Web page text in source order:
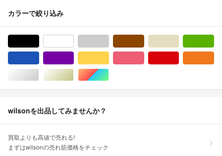
カラーで絞り込み
シルバー/銀色系ゴールド/金色系マルチカラー
wilsonを出品してみませんか？
買取よりも高値で売れる!
まずはwilsonの売れ筋価格をチェック